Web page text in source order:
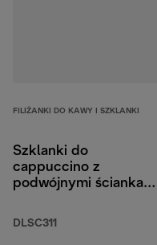
FILIŻANKI DO KAWY I SZKLANKI
Szklanki do
cappuccino z
podwójnymi ściankami,
DLSC311